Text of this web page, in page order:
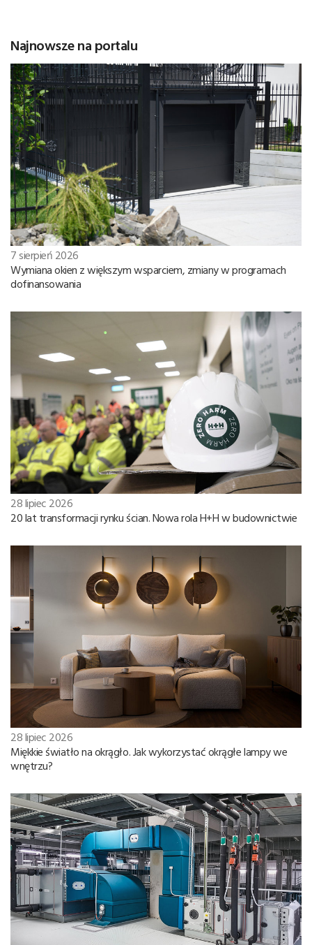
Najnowsze na portalu
7 sierpień 2026
Wymiana okien z większym wsparciem, zmiany w programach
dofinansowania
28 lipiec 2026
20 lat transformacji rynku ścian. Nowa rola H+H w budownictwie
28 lipiec 2026
Miękkie światło na okrągło. Jak wykorzystać okrągłe lampy we
wnętrzu?